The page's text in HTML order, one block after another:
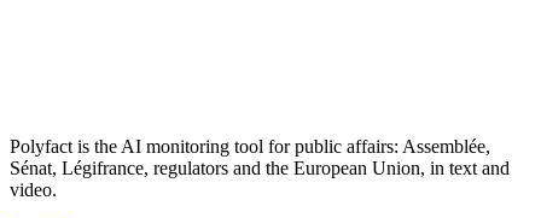
Polyfact is the AI monitoring tool for public affairs: Assemblée,
Sénat, Légifrance, regulators and the European Union, in text and
video.